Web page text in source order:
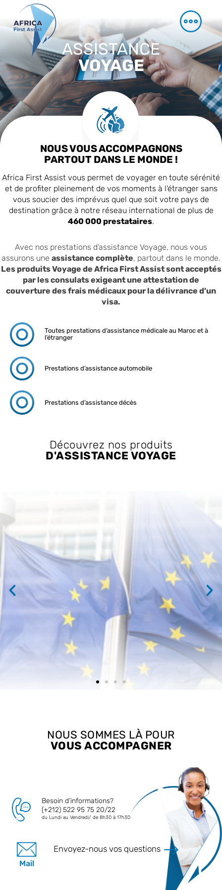
ASSISTANCE
VOYAGE
NOUS VOUS ACCOMPAGNONS
PARTOUT DANS LE MONDE !
Africa First Assist vous permet de voyager en toute sérénité
et de profiter pleinement de vos moments à l'étranger sans
vous soucier des imprévus quel que soit votre pays de
destination grâce à notre réseau international de plus de
460 000 prestataires.
Avec nos prestations d’assistance Voyage, nous vous
assurons une assistance complète, partout dans le monde.
Les produits Voyage de Africa First Assist sont acceptés
par les consulats exigeant une attestation de
couverture des frais médicaux pour la délivrance d’un
visa.
Toutes prestations d’assistance médicale au Maroc et à
l’étranger
Prestations d’assistance automobile
Prestations d’assistance décès
Découvrez nos produits
D'ASSISTANCE VOYAGE
NOUS SOMMES LÀ POUR
VOUS ACCOMPAGNER
Besoin d’informations?
(+212) 522 95 75 20/22
du Lundi au Vendredi/ de 8h30 à 17h30
Mail
Envoyez-nous vos questions